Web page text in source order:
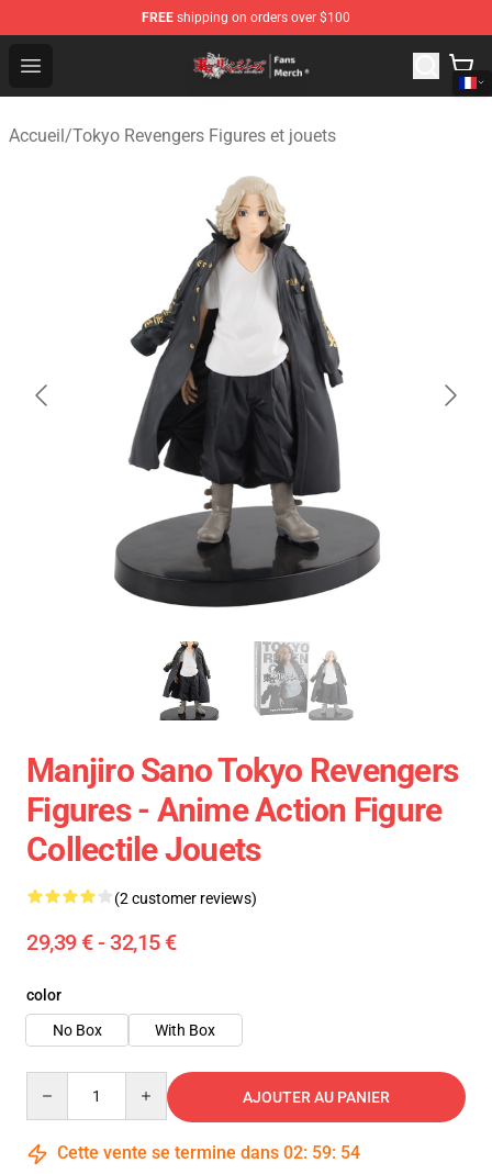
FREE shipping on orders over $100
Open menu
Tokyo Revengers Store - Official Tokyo Revengers
Accueil/Tokyo Revengers Figures et jouets
Manjiro Sano Tokyo Revengers
Figures - Anime Action Figure
Collectile Jouets
(2 customer reviews)
29,39 € - 32,15 €
color
No Box
With Box
AJOUTER AU PANIER
Cette vente se termine dans 02: 59: 54